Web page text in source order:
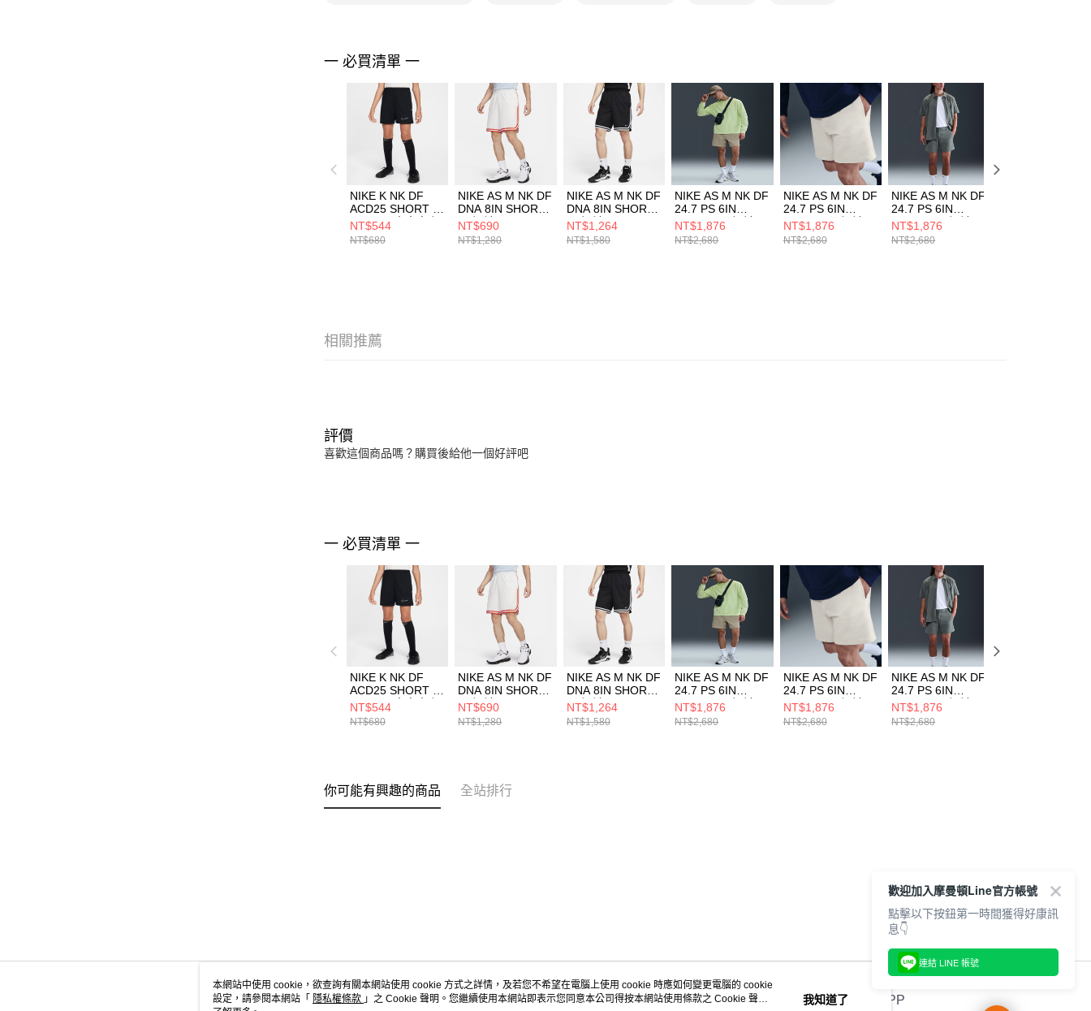
結果請求用戶進行身份認證。
５．嚴禁一人註冊多個帳號或使用他人資訊註冊。若發現惡意使用之情
形，恩沛科技股份有限公司將有權停止該用戶之使用額度並採取法律行
一 必買清單 一
NIKE K NK DF
ACD25 SHORT K
7IN -PD 中大童 短
褲 HJ3718010
NT$544
NT$680
NIKE AS M NK DF
DNA 8IN SHORT
男 短褲
FN2652121
NT$690
NT$1,280
NIKE AS M NK DF
DNA 8IN SHORT
男 短褲 黑
FN2652010
NT$1,264
NT$1,580
NIKE AS M NK DF
24.7 PS 6IN
SHORT 男 短褲
HQ6934253
NT$1,876
NT$2,680
NIKE AS M NK DF
24.7 PS 6IN
SHORT 男 短褲
HQ6934133
NT$1,876
NT$2,680
NIKE AS M NK DF
24.7 PS 6IN
SHORT 男 短褲
HQ6934084
NT$1,876
NT$2,680
相關推薦
評價
喜歡這個商品嗎？購買後給他一個好評吧
一 必買清單 一
NIKE K NK DF
ACD25 SHORT K
7IN -PD 中大童 短
褲 HJ3718010
NT$544
NT$680
NIKE AS M NK DF
DNA 8IN SHORT
男 短褲
FN2652121
NT$690
NT$1,280
NIKE AS M NK DF
DNA 8IN SHORT
男 短褲 黑
FN2652010
NT$1,264
NT$1,580
NIKE AS M NK DF
24.7 PS 6IN
SHORT 男 短褲
HQ6934253
NT$1,876
NT$2,680
NIKE AS M NK DF
24.7 PS 6IN
SHORT 男 短褲
HQ6934133
NT$1,876
NT$2,680
NIKE AS M NK DF
24.7 PS 6IN
SHORT 男 短褲
HQ6934084
NT$1,876
NT$2,680
你可能有興趣的商品 全站排行
關於我們 客服資訊 官方APP
本網站中使用 cookie，欲查詢有關本網站使用 cookie 方式之詳情，及若您不希望在電腦上使用 cookie 時應如何變更電腦的 cookie
設定，請參閱本網站「 隱私權條款 」之 Cookie 聲明。您繼續使用本網站即表示您同意本公司得按本網站使用條款之 Cookie 聲明
我知道了
歡迎加入摩曼頓Line官方帳號
點擊以下按鈕第一時間獲得好康訊
息👇
連結 LINE 帳號